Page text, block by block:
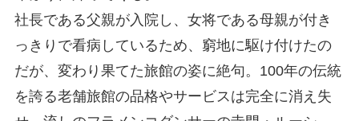
社長である父親が入院し、女将である母親が付き
っきりで看病しているため、窮地に駆け付けたの
だが、変わり果てた旅館の姿に絶句。100年の伝統
を誇る老舗旅館の品格やサービスは完全に消え失